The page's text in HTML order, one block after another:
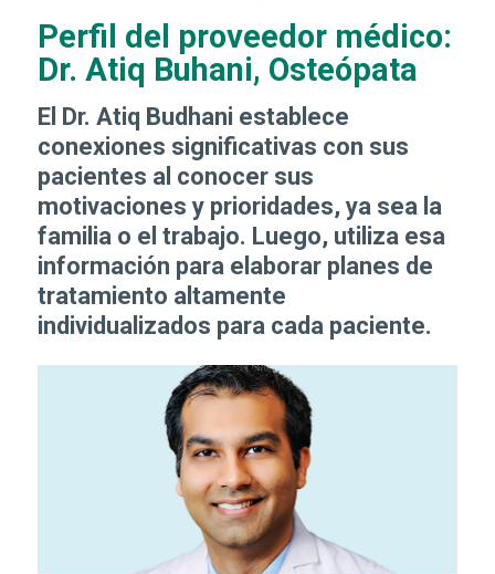
Perfil del proveedor médico:
Dr. Atiq Buhani, Osteópata
El Dr. Atiq Budhani establece
conexiones significativas con sus
pacientes al conocer sus
motivaciones y prioridades, ya sea la
familia o el trabajo. Luego, utiliza esa
información para elaborar planes de
tratamiento altamente
individualizados para cada paciente.